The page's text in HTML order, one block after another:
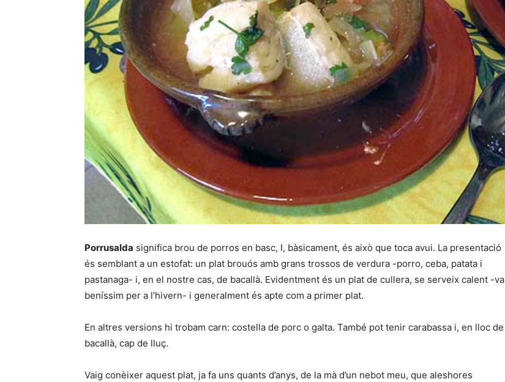
Porrusalda significa brou de porros en basc, I, bàsicament, és això que toca avui. La presentació
és semblant a un estofat: un plat brouós amb grans trossos de verdura -porro, ceba, patata i
pastanaga- i, en el nostre cas, de bacallà. Evidentment és un plat de cullera, se serveix calent -va
beníssim per a l’hivern- i generalment és apte com a primer plat.
En altres versions hi trobam carn: costella de porc o galta. També pot tenir carabassa i, en lloc de
bacallà, cap de lluç.
Vaig conèixer aquest plat, ja fa uns quants d’anys, de la mà d’un nebot meu, que aleshores